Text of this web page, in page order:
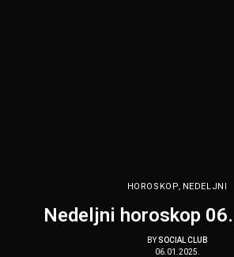
HOROSKOP, NEDELJNI
Nedeljni horoskop
BY SOCIAL CLUB
06.01.2025.